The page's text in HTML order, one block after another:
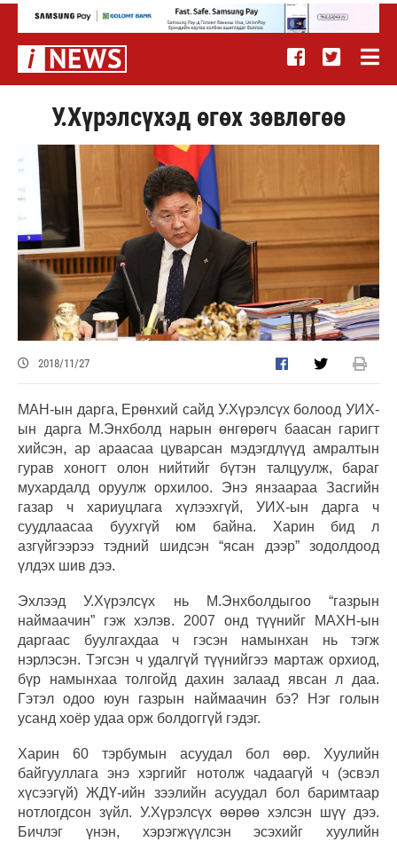
У.Хүрэлсүхэд өгөх зөвлөгөө
2018/11/27
МАН-ын дарга, Ерөнхий сайд У.Хүрэлсүх болоод УИХ-
ын дарга М.Энхболд нарын өнгөрөгч баасан гаригт
хийсэн, ар араасаа цуварсан мэдэгдлүүд амралтын
гурав хоногт олон нийтийг бүтэн талцуулж, бараг
мухардалд оруулж орхилоо. Энэ янзаараа Засгийн
газар ч хариуцлага хүлээхгүй, УИХ-ын дарга ч
суудлаасаа буухгүй юм байна. Харин бид л
азгүйгээрээ тэдний шидсэн “ясан дээр” зодолдоод
үлдэх шив дээ.
Эхлээд У.Хүрэлсүх нь М.Энхболдыгоо “газрын
наймаачин” гэж хэлэв. 2007 онд түүнийг МАХН-ын
даргаас буулгахдаа ч гэсэн намынхан нь тэгж
нэрлэсэн. Тэгсэн ч удалгүй түүнийгээ мартаж орхиод,
бүр намынхаа толгойд дахин залаад явсан л даа.
Гэтэл одоо юун газрын наймаачин бэ? Нэг голын
усанд хоёр удаа орж болдоггүй гэдэг.
Харин 60 тэрбумын асуудал бол өөр. Хуулийн
байгууллага энэ хэргийг нотолж чадаагүй ч (эсвэл
хүсээгүй) ЖДҮ-ийн зээлийн асуудал бол баримтаар
нотлогдсон зүйл. У.Хүрэлсүх өөрөө хэлсэн шүү дээ.
Бичлэг үнэн, хэрэгжүүлсэн эсэхийг хуулийн